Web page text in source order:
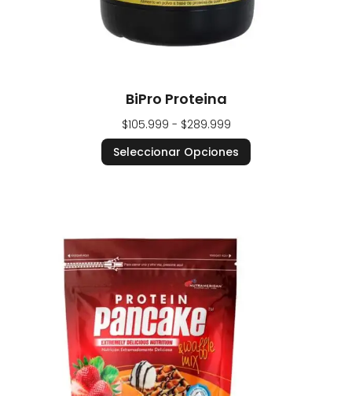
BiPro Proteina
$105.999 - $289.999
Seleccionar Opciones